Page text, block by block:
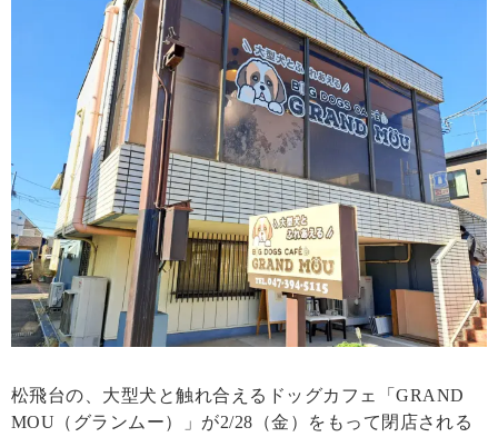
松飛台の、大型犬と触れ合えるドッグカフェ「GRAND
MOU（グランムー）」が2/28（金）をもって閉店される